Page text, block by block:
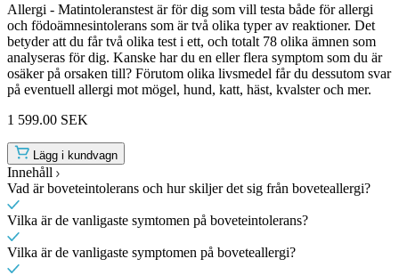
Allergi - Matintoleranstest är för dig som vill testa både för allergi
och födoämnesintolerans som är två olika typer av reaktioner. Det
betyder att du får två olika test i ett, och totalt 78 olika ämnen som
analyseras för dig. Kanske har du en eller flera symptom som du är
osäker på orsaken till? Förutom olika livsmedel får du dessutom svar
på eventuell allergi mot mögel, hund, katt, häst, kvalster och mer.
1 599.00 SEK
Lägg i kundvagn
Innehåll
Vad är boveteintolerans och hur skiljer det sig från boveteallergi?
Vilka är de vanligaste symtomen på boveteintolerans?
Vilka är de vanligaste symptomen på boveteallergi?